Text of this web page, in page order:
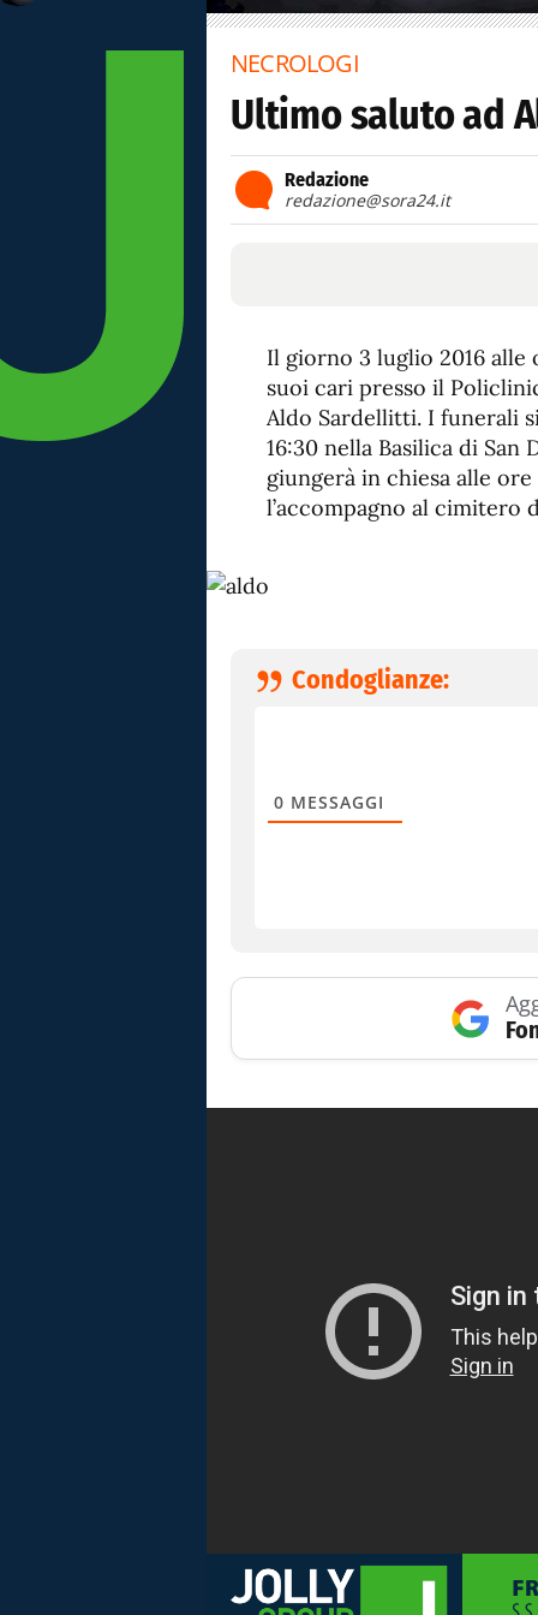
NECROLOGI
Ultimo saluto ad
Redazione
redazione@sora24.it
Il giorno 3 luglio 2016 alle
suoi cari presso il
Aldo Sardellitti. I funerali
16:30 nella Basilica di San
giungerà in chiesa alle
l’accompagno al cimitero
Condoglianze:
0 MESSAGGI